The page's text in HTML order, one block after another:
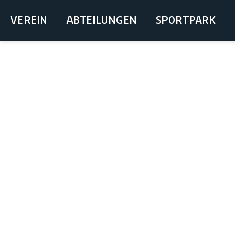
VEREIN ABTEILUNGEN SPORTPARK